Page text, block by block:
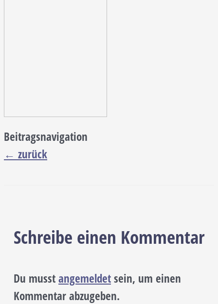
Beitragsnavigation
← zurück
Schreibe einen Kommentar
Du musstangemeldetsein, um einen
Kommentar abzugeben.